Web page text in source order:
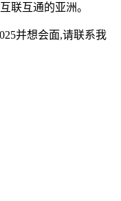
联互通的亚洲。
并想会面,请联系我